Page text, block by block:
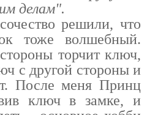
делам".
решили, что
тоже волшебный.
торчит ключ,
с другой стороны и
После меня Принц
ключ в замке, и